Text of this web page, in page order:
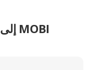
كيفية تحويل RLE إلى MOBI